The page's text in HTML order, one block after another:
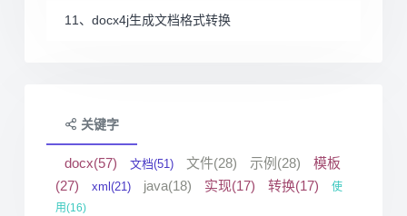
11、docx4j生成文档格式转换
关键字
docx(57) 文档(51) 文件(28) 示例(28)
模板
(27)
xml(21) java(18) 实现(17) 转换(17)
使
用(16)